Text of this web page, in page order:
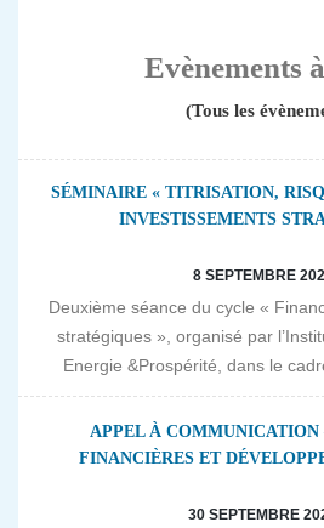
Evènements
(Tous les
SÉMINAIRE « TITRISATION,
INVESTISSEMENTS
8 SEPTEMBRE
Deuxième séance du cycle «
stratégiques », organisé par
Energie &Prospérité, dans le
APPEL À COMMUNICATION
FINANCIÈRES ET
30 SEPTEMBRE